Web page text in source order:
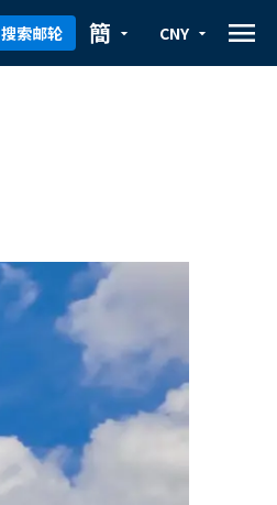
搜索邮轮 arrow_drop_down
簡 arrow_drop_down
CNY menu